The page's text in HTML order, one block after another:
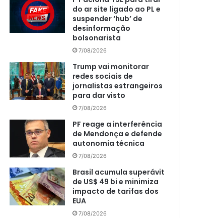
do ar site ligado ao PL e
suspender ‘hub’ de
desinformação
bolsonarista
7/08/2026
Trump vai monitorar
redes sociais de
jornalistas estrangeiros
para dar visto
7/08/2026
PF reage a interferência
de Mendonça e defende
autonomia técnica
7/08/2026
Brasil acumula superávit
de US$ 49 bi e minimiza
impacto de tarifas dos
EUA
7/08/2026